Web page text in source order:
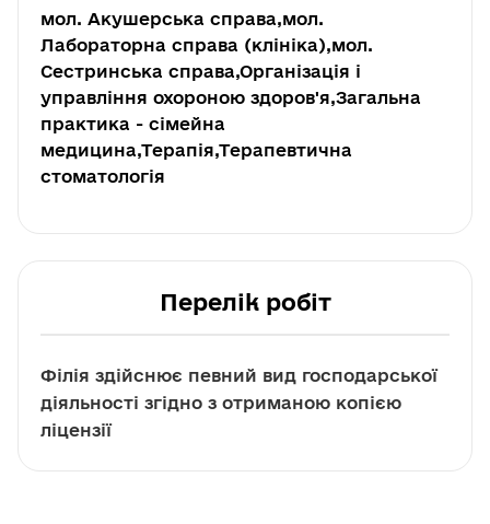
мол. Акушерська справа,мол.
Лабораторна справа (клініка),мол.
Сестринська справа,Організація і
управління охороною здоров'я,Загальна
практика - сімейна
медицина,Терапія,Терапевтична
стоматологія
Перелік робіт
Філія здійснює певний вид господарської
діяльності згідно з отриманою копією
ліцензії